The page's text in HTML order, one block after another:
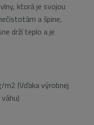
ktorá je svojou
a špine,
drží teplo a je
m2 (Vďaka výrobnej